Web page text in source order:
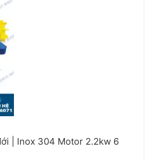
| Inox 304 Motor 2.2kw 6